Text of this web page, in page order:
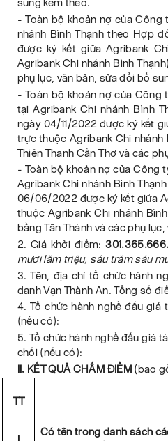
sung kèm theo.
- Toàn bộ khoản nợ của Công
nhánh Bình Thạnh theo Hợp
được ký kết giữa Agribank
Agribank Chi nhánh Bình
phụ lục, văn bản, sửa đổi bổ
- Toàn bộ khoản nợ của Công
tại Agribank Chi nhánh Bình
ngày 04/11/2022 được ký kết
trực thuộc Agribank Chi nhánh
Thiên Thanh Cần Thơ và các
- Toàn bộ khoản nợ của Công
Agribank Chi nhánh Bình
06/06/2022 được ký kết giữa
thuộc Agribank Chi nhánh
bằng Tân Thành và các phụ
2. Giá khởi điểm:
mươi lăm triệu, sáu trăm sáu
3. Tên, địa chỉ tổ chức hành
danh Vạn Thành An. Tổng số
4. Tổ chức hành nghề đấu
(nếu có):
5. Tổ chức hành nghề đấu giá
chối (nếu có):
II. KẾT QUẢ CHẤM ĐIỂM(bao
TT
Có tên trong danh sách